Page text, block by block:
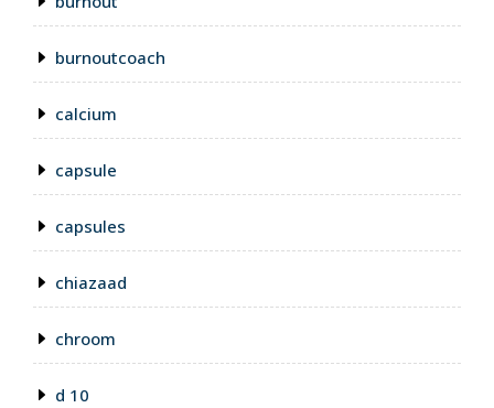
burnoutcoach
calcium
capsule
capsules
chiazaad
chroom
d 10